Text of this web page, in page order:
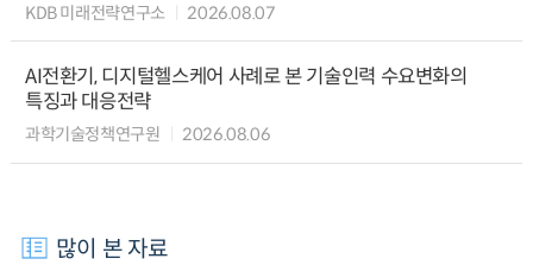
KDB 미래전략연구소 2026.08.07
AI전환기, 디지털헬스케어 사례로 본 기술인력 수요변화의
특징과 대응전략
과학기술정책연구원 2026.08.06
많이 본 자료